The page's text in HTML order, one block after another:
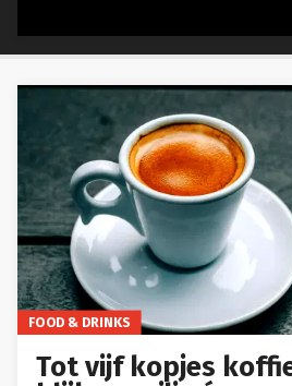
FOOD & DRINKS
Tot vijf kopjes